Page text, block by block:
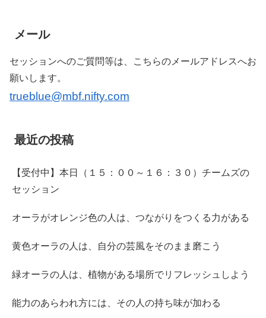
メール
セッションへのご質問等は、こちらのメールアドレスへお
願いします。
trueblue@mbf.nifty.com
最近の投稿
【受付中】本日（１５：００～１６：３０）チームズの
セッション
オーラがオレンジ色の人は、つながりをつくる力がある
黄色オーラの人は、自分の芸風をそのまま磨こう
緑オーラの人は、植物がある場所でリフレッシュしよう
能力のあらわれ方には、その人の持ち味が加わる